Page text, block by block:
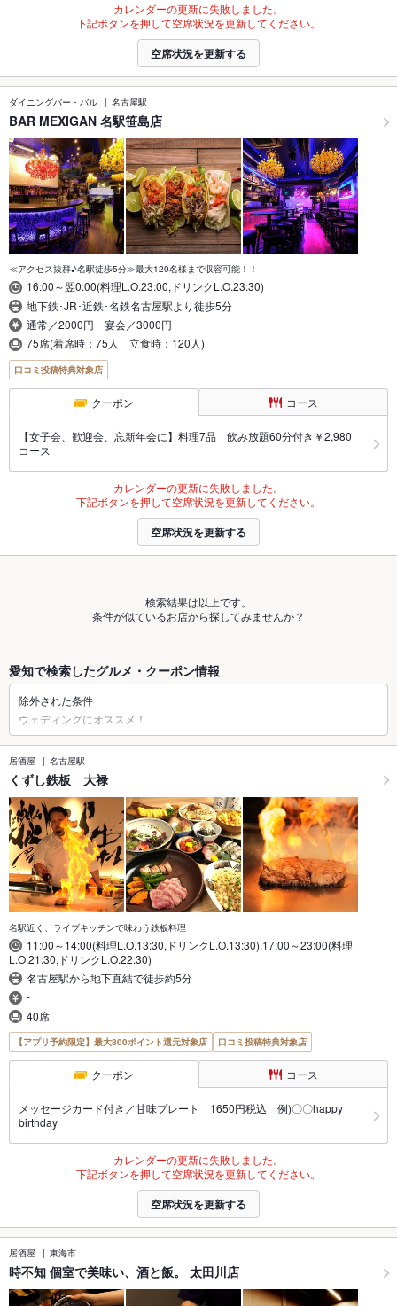
カレンダーの更新に失敗しました。
下記ボタンを押して空席状況を更新してください。
空席状況を更新する
ダイニングバー・バル 名古屋駅
BAR MEXIGAN 名駅笹島店
≪アクセス抜群♪名駅徒歩5分≫最大120名様まで収容可能！！
16:00～翌0:00(料理L.O.23:00,ドリンクL.O.23:30)
地下鉄･JR･近鉄･名鉄名古屋駅より徒歩5分
通常／2000円 宴会／3000円
75席(着席時：75人 立食時：120人)
口コミ投稿特典対象店
クーポン コース
【女子会、歓迎会、忘新年会に】料理7品 飲み放題60分付き￥2,980
コース
カレンダーの更新に失敗しました。
下記ボタンを押して空席状況を更新してください。
空席状況を更新する
検索結果は以上です。
条件が似ているお店から探してみませんか？
愛知で検索したグルメ・クーポン情報
除外された条件
ウェディングにオススメ！
居酒屋 名古屋駅
くずし鉄板 大禄
名駅近く、ライブキッチンで味わう鉄板料理
11:00～14:00(料理L.O.13:30,ドリンクL.O.13:30),17:00～23:00(料理
L.O.21:30,ドリンクL.O.22:30)
名古屋駅から地下直結で徒歩約5分
-
40席
【アプリ予約限定】最大800ポイント還元対象店 口コミ投稿特典対象店
クーポン コース
メッセージカード付き／甘味プレート 1650円税込 例)〇〇happy
birthday
カレンダーの更新に失敗しました。
下記ボタンを押して空席状況を更新してください。
空席状況を更新する
居酒屋 東海市
時不知 個室で美味い、酒と飯。 太田川店